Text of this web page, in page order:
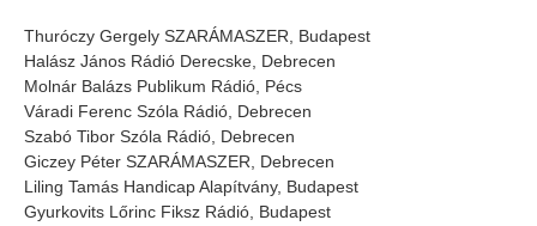
Thuróczy Gergely SZARÁMASZER, Budapest
Halász János Rádió Derecske, Debrecen
Molnár Balázs Publikum Rádió, Pécs
Váradi Ferenc Szóla Rádió, Debrecen
Szabó Tibor Szóla Rádió, Debrecen
Giczey Péter SZARÁMASZER, Debrecen
Liling Tamás Handicap Alapítvány, Budapest
Gyurkovits Lőrinc Fiksz Rádió, Budapest